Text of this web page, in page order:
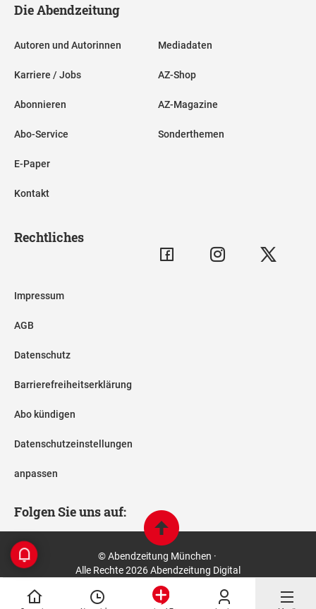
Die Abendzeitung
Autoren und Autorinnen
Karriere / Jobs
Abonnieren
Abo-Service
E-Paper
Kontakt
Mediadaten
AZ-Shop
AZ-Magazine
Sonderthemen
Rechtliches
Impressum
AGB
Datenschutz
Barrierefreiheitserklärung
Abo kündigen
Datenschutzeinstellungen
anpassen
Folgen Sie uns auf:
© Abendzeitung München ·
Alle Rechte 2026 Abendzeitung Digital